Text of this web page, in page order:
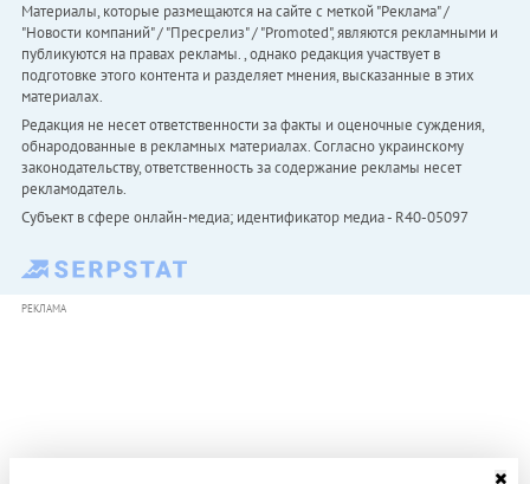
Материалы, которые размещаются на сайте с меткой "Реклама" /
"Новости компаний" / "Пресрелиз" / "Promoted", являются рекламными и
публикуются на правах рекламы. , однако редакция участвует в
подготовке этого контента и разделяет мнения, высказанные в этих
материалах.
Редакция не несет ответственности за факты и оценочные суждения,
обнародованные в рекламных материалах. Согласно украинскому
законодательству, ответственность за содержание рекламы несет
рекламодатель.
Субъект в сфере онлайн-медиа; идентификатор медиа - R40-05097
РЕКЛАМА